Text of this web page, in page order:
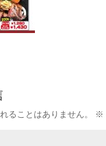
ることはありません。 ※